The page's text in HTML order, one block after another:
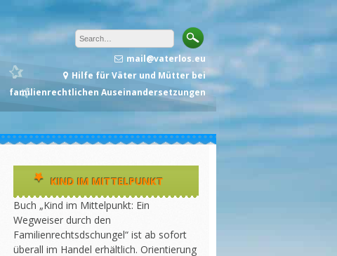
mail@vaterlos.eu
Hilfe für Väter und Mütter bei
familienrechtlichen Auseinandersetzungen
KIND IM MITTELPUNKT
Buch „Kind im Mittelpunkt: Ein
Wegweiser durch den
Familienrechtsdschungel“ ist ab sofort
überall im Handel erhältlich. Orientierung